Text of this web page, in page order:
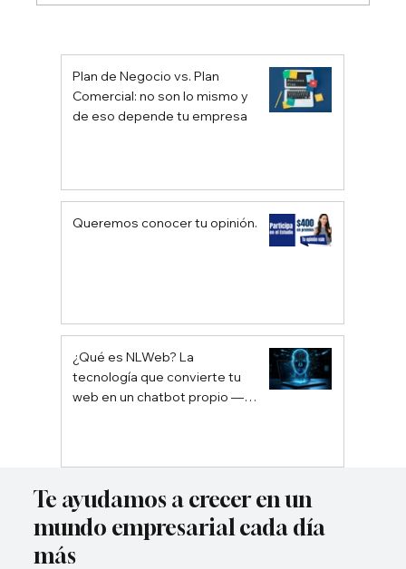
Mente y Optimizar la Productividad en
el Liderazgo Empresarial
Plan de Negocio vs. Plan
Comercial: no son lo mismo y
de eso depende tu empresa
Queremos conocer tu opinión.
¿Qué es NLWeb? La
tecnología que convierte tu
web en un chatbot propio —
Te ayudamos a crecer en un
mundo empresarial cada día
más